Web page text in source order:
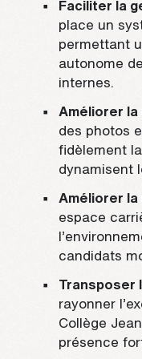
Faciliter la
place un
permettant
autonome
internes.
Améliorer la
des photos
fidèlement
dynamisent
Améliorer la
espace
candidats
Transposer
rayonner
Collège
présence